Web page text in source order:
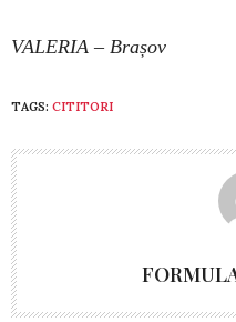
VALERIA – Brașov
TAGS: CITITORI